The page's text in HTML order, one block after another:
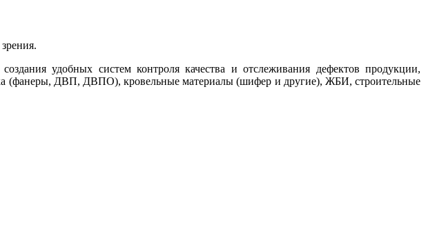
удобных систем контроля качества и отслеживания дефектов продукции,
(фанеры, ДВП, ДВПО), кровельные материалы (шифер и другие), ЖБИ, строительные